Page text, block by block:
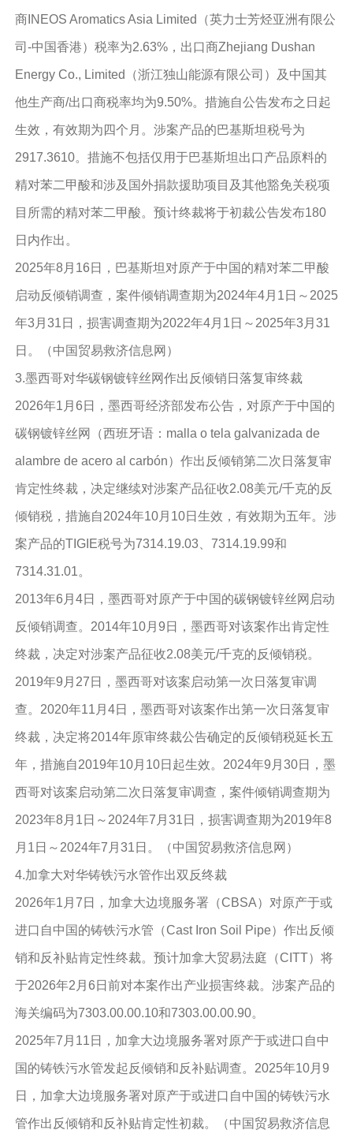
商INEOS Aromatics Asia Limited（英力士芳烃亚洲有限公
司-中国香港）税率为2.63%，出口商Zhejiang Dushan
Energy Co., Limited（浙江独山能源有限公司）及中国其
他生产商/出口商税率均为9.50%。措施自公告发布之日起
生效，有效期为四个月。涉案产品的巴基斯坦税号为
2917.3610。措施不包括仅用于巴基斯坦出口产品原料的
精对苯二甲酸和涉及国外捐款援助项目及其他豁免关税项
目所需的精对苯二甲酸。预计终裁将于初裁公告发布180
日内作出。
2025年8月16日，巴基斯坦对原产于中国的精对苯二甲酸
启动反倾销调查，案件倾销调查期为2024年4月1日～2025
年3月31日，损害调查期为2022年4月1日～2025年3月31
日。（中国贸易救济信息网）
3.墨西哥对华碳钢镀锌丝网作出反倾销日落复审终裁
2026年1月6日，墨西哥经济部发布公告，对原产于中国的
碳钢镀锌丝网（西班牙语：malla o tela galvanizada de
alambre de acero al carbón）作出反倾销第二次日落复审
肯定性终裁，决定继续对涉案产品征收2.08美元/千克的反
倾销税，措施自2024年10月10日生效，有效期为五年。涉
案产品的TIGIE税号为7314.19.03、7314.19.99和
7314.31.01。
2013年6月4日，墨西哥对原产于中国的碳钢镀锌丝网启动
反倾销调查。2014年10月9日，墨西哥对该案作出肯定性
终裁，决定对涉案产品征收2.08美元/千克的反倾销税。
2019年9月27日，墨西哥对该案启动第一次日落复审调
查。2020年11月4日，墨西哥对该案作出第一次日落复审
终裁，决定将2014年原审终裁公告确定的反倾销税延长五
年，措施自2019年10月10日起生效。2024年9月30日，墨
西哥对该案启动第二次日落复审调查，案件倾销调查期为
2023年8月1日～2024年7月31日，损害调查期为2019年8
月1日～2024年7月31日。（中国贸易救济信息网）
4.加拿大对华铸铁污水管作出双反终裁
2026年1月7日，加拿大边境服务署（CBSA）对原产于或
进口自中国的铸铁污水管（Cast Iron Soil Pipe）作出反倾
销和反补贴肯定性终裁。预计加拿大贸易法庭（CITT）将
于2026年2月6日前对本案作出产业损害终裁。涉案产品的
海关编码为7303.00.00.10和7303.00.00.90。
2025年7月11日，加拿大边境服务署对原产于或进口自中
国的铸铁污水管发起反倾销和反补贴调查。2025年10月9
日，加拿大边境服务署对原产于或进口自中国的铸铁污水
管作出反倾销和反补贴肯定性初裁。（中国贸易救济信息